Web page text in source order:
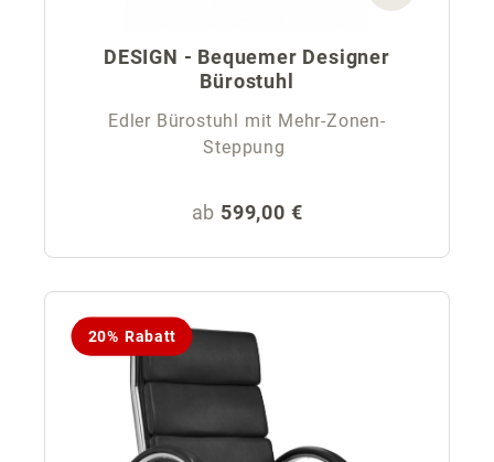
DESIGN - Bequemer Designer
Bürostuhl
Edler Bürostuhl mit Mehr-Zonen-
Steppung
Regulärer Preis:
ab 599,00 €
20% Rabatt